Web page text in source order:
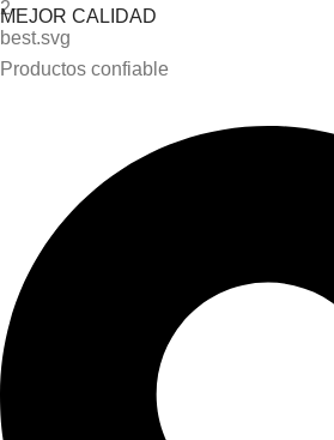
MEJOR CALIDAD
Productos confiable